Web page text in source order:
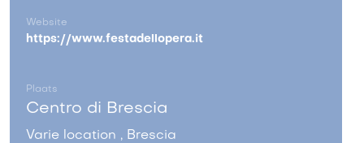
Website
https://www.festadellopera.it
Plaats
Centro di Brescia
Varie location , Brescia